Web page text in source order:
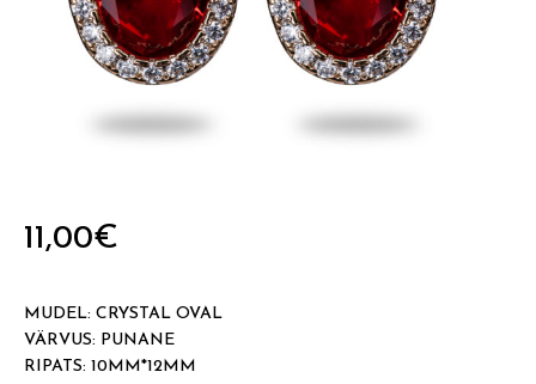
11,00€
MUDEL: CRYSTAL OVAL
VÄRVUS: PUNANE
RIPATS: 10MM*12MM